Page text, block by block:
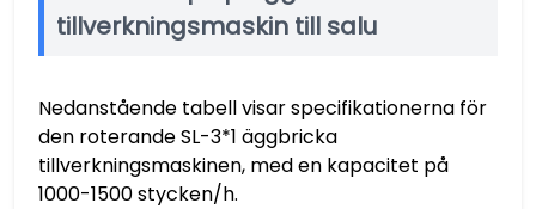
tillverkningsmaskin till salu
Nedanstående tabell visar specifikationerna för
den roterande SL-3*1 äggbricka
tillverkningsmaskinen, med en kapacitet på
1000-1500 stycken/h.